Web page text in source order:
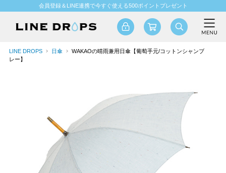
会員登録＆LINE連携で今すぐ使える500ポイントプレゼント
LINE DROPS 日傘
WAKAOの晴雨兼用日傘【葡萄手元/コットンシャンブ
レー】